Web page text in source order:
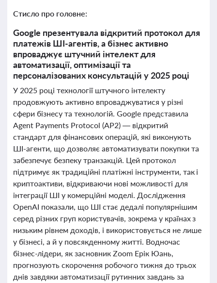
Стисло про головне:
Google презентувала відкритий протокол для
платежів ШІ-агентів, а бізнес активно
впроваджує штучний інтелект для
автоматизації, оптимізації та
персоналізованих консультацій у 2025 році
У 2025 році технології штучного інтелекту
продовжують активно впроваджуватися у різні
сфери бізнесу та технологій. Google представила
Agent Payments Protocol (AP2) — відкритий
стандарт для фінансових операцій, які виконують
ШІ-агенти, що дозволяє автоматизувати покупки та
забезпечує безпеку транзакцій. Цей протокол
підтримує як традиційні платіжні інструменти, так і
криптоактиви, відкриваючи нові можливості для
інтеграції ШІ у комерційні моделі. Дослідження
OpenAI показали, що ШІ стає дедалі популярнішим
серед різних груп користувачів, зокрема у країнах з
низьким рівнем доходів, і використовується не лише
у бізнесі, а й у повсякденному житті. Водночас
бізнес-лідери, як засновник Zoom Ерік Юань,
прогнозують скорочення робочого тижня до трьох
днів завдяки автоматизації рутинних завдань за